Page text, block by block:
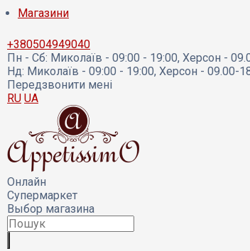
Магазини
+380504949040
Пн - Сб: Миколаїв - 09:00 - 19:00, Херсон -
Нд: Миколаїв - 09:00 - 19:00, Херсон - 09.00-
Передзвонити мені
RU UA
Онлайн
Супермаркет
Выбор магазина